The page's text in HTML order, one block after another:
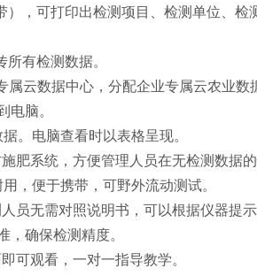
，可打印出检测项目、检测单位、
有检测数据。
属云数据中心，分配企业专属云农业
电脑。
。电脑查看时以表格呈现。
肥系统，方便管理人员在无检测数据
，便于携带，可野外流动测试。
员无需对照说明书，可以根据仪器提
，确保检测精度。
可观看，一对一指导教学。